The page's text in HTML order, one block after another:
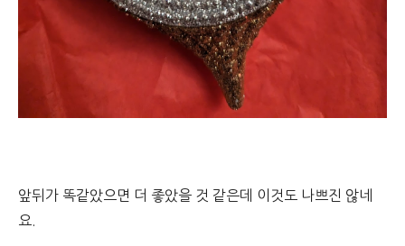
앞뒤가 똑같았으면 더 좋았을 것 같은데 이것도 나쁘진 않네
요.